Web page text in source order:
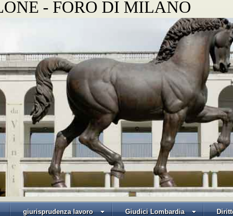
- FORO DI MILANO
giurisprudenza lavoro Giudici Lombardia